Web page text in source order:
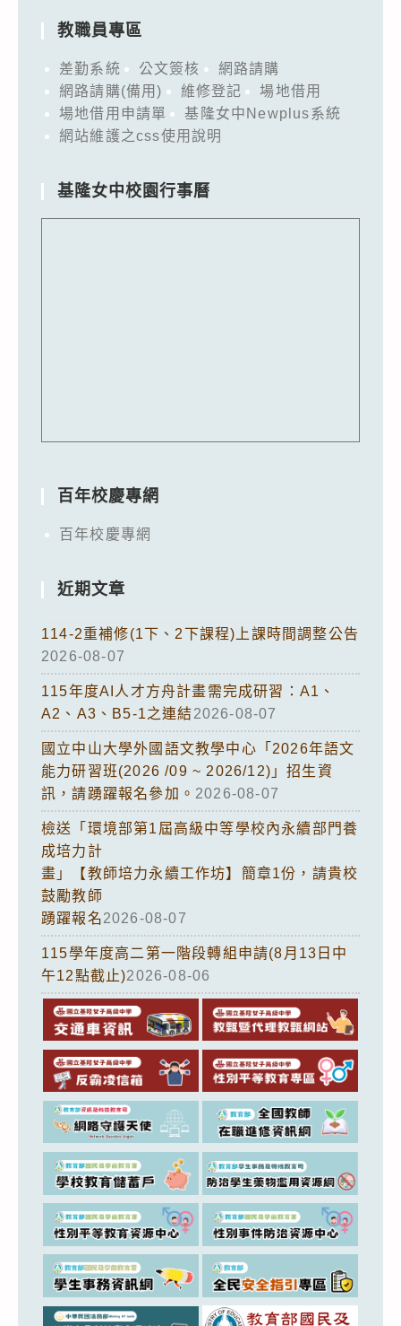
教職員專區
差勤系統 公文簽核
網路請購
網路請購(備用)
維修登記
場地借用
場地借用申請單
基隆女中Newplus系統
網站維護之css使用說明
基隆女中校園行事曆
百年校慶專網
百年校慶專網
近期文章
114-2重補修(1下、2下課程)上課時間調整公告
2026-08-07
115年度AI人才方舟計畫需完成研習：A1、
A2、A3、B5-1之連結2026-08-07
國立中山大學外國語文教學中心「2026年語文
能力研習班(2026 /09 ~ 2026/12)」招生資
訊，請踴躍報名參加。 2026-08-07
檢送「環境部第1屆高級中等學校內永續部門養
成培力計
畫」【教師培力永續工作坊】簡章1份，請貴校
鼓勵教師
踴躍報名2026-08-07
115學年度高二第一階段轉組申請(8月13日中
午12點截止)2026-08-06